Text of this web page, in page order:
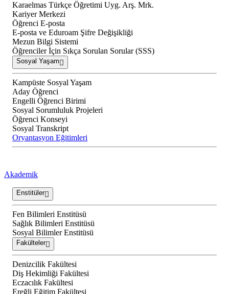
Karaelmas Türkçe Öğretimi Uyg. Arş. Mrk.
Kariyer Merkezi
Öğrenci E-posta
E-posta ve Eduroam Şifre Değişikliği
Mezun Bilgi Sistemi
Öğrenciler İçin Sıkça Sorulan Sorular (SSS)
Sosyal Yaşam
Kampüste Sosyal Yaşam
Aday Öğrenci
Engelli Öğrenci Birimi
Sosyal Sorumluluk Projeleri
Öğrenci Konseyi
Sosyal Transkript
Oryantasyon Eğitimleri
Akademik
Enstitüler
Fen Bilimleri Enstitüsü
Sağlık Bilimleri Enstitüsü
Sosyal Bilimler Enstitüsü
Fakülteler
Denizcilik Fakültesi
Diş Hekimliği Fakültesi
Eczacılık Fakültesi
Ereğli Eğitim Fakültesi